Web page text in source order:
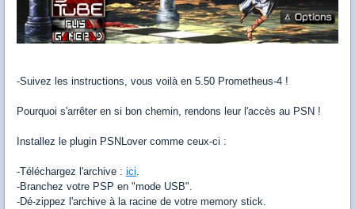
-Suivez les instructions, vous voilà en 5.50 Prometheus-4 !
Pourquoi s'arrêter en si bon chemin, rendons leur l'accès au PSN !
Installez le plugin PSNLover comme ceux-ci :
-Téléchargez l'archive : ici.
-Branchez votre PSP en "mode USB".
-Dé-zippez l'archive à la racine de votre memory stick.